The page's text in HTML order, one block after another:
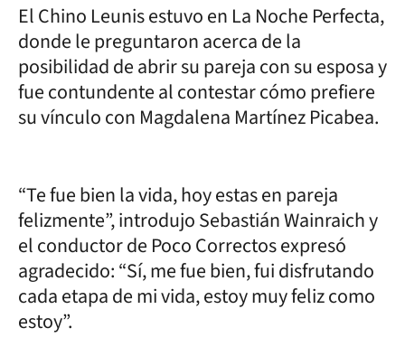
El Chino Leunis estuvo en La Noche Perfecta,
donde le preguntaron acerca de la
posibilidad de abrir su pareja con su esposa y
fue contundente al contestar cómo prefiere
su vínculo con Magdalena Martínez Picabea.
“Te fue bien la vida, hoy estas en pareja
felizmente”, introdujo Sebastián Wainraich y
el conductor de Poco Correctos expresó
agradecido: “Sí, me fue bien, fui disfrutando
cada etapa de mi vida, estoy muy feliz como
estoy”.